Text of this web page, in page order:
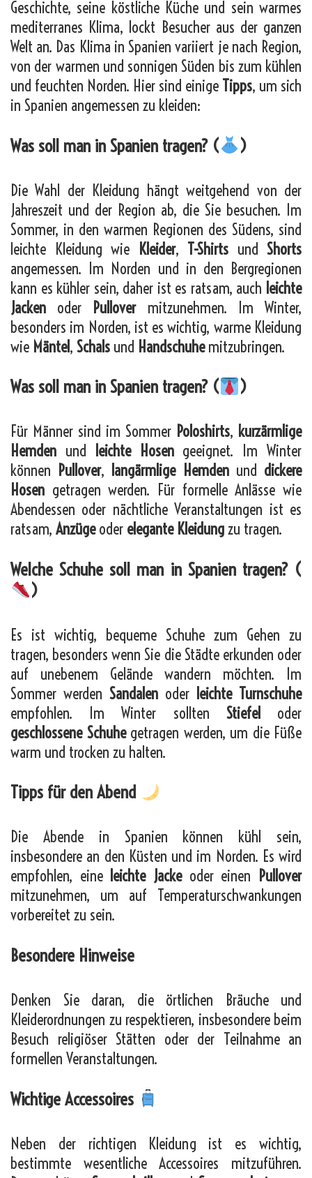
Geschichte, seine köstliche Küche und sein warmes
mediterranes Klima, lockt Besucher aus der ganzen
Welt an. Das Klima in Spanien variiert je nach Region,
von der warmen und sonnigen Süden bis zum kühlen
und feuchten Norden. Hier sind einige Tipps, um sich
in Spanien angemessen zu kleiden:
Was soll man in Spanien tragen? ( )
Die Wahl der Kleidung hängt weitgehend von der
Jahreszeit und der Region ab, die Sie besuchen. Im
Sommer, in den warmen Regionen des Südens, sind
leichte Kleidung wie
Kleider, T-Shirts und Shorts
angemessen. Im Norden und in den Bergregionen
kann es kühler sein, daher ist es ratsam, auch leichte
Jacken oder Pullovermitzunehmen. Im Winter,
besonders im Norden, ist es wichtig, warme Kleidung
wie Mäntel, Schals und Handschuhemitzubringen.
Was soll man in Spanien tragen? ( )
Für Männer sind im Sommer Poloshirts, kurzärmlige
Hemden und leichte Hosengeeignet. Im Winter
können Pullover, langärmlige Hemdenund dickere
Hosen getragen werden. Für formelle Anlässe wie
Abendessen oder nächtliche Veranstaltungen ist es
ratsam, Anzügeoder elegante Kleidungzu tragen.
Welche Schuhe soll man in Spanien tragen? (
)
Es ist wichtig, bequeme Schuhe zum Gehen zu
tragen, besonders wenn Sie die Städte erkunden oder
auf unebenem Gelände wandern möchten. Im
Sommer werden Sandalen oder leichte Turnschuhe
empfohlen. Im Winter sollten Stiefel
oder
geschlossene Schuhegetragen werden, um die Füße
warm und trocken zu halten.
Tipps für den Abend
Die Abende in Spanien können kühl sein,
insbesondere an den Küsten und im Norden. Es wird
empfohlen, eine leichte Jackeoder einen
Pullover
mitzunehmen, um auf Temperaturschwankungen
vorbereitet zu sein.
Besondere Hinweise
Denken Sie daran, die örtlichen Bräuche und
Kleiderordnungen zu respektieren, insbesondere beim
Besuch religiöser Stätten oder der Teilnahme an
formellen Veranstaltungen.
Wichtige Accessoires
Neben der richtigen Kleidung ist es wichtig,
bestimmte wesentliche Accessoires mitzuführen.